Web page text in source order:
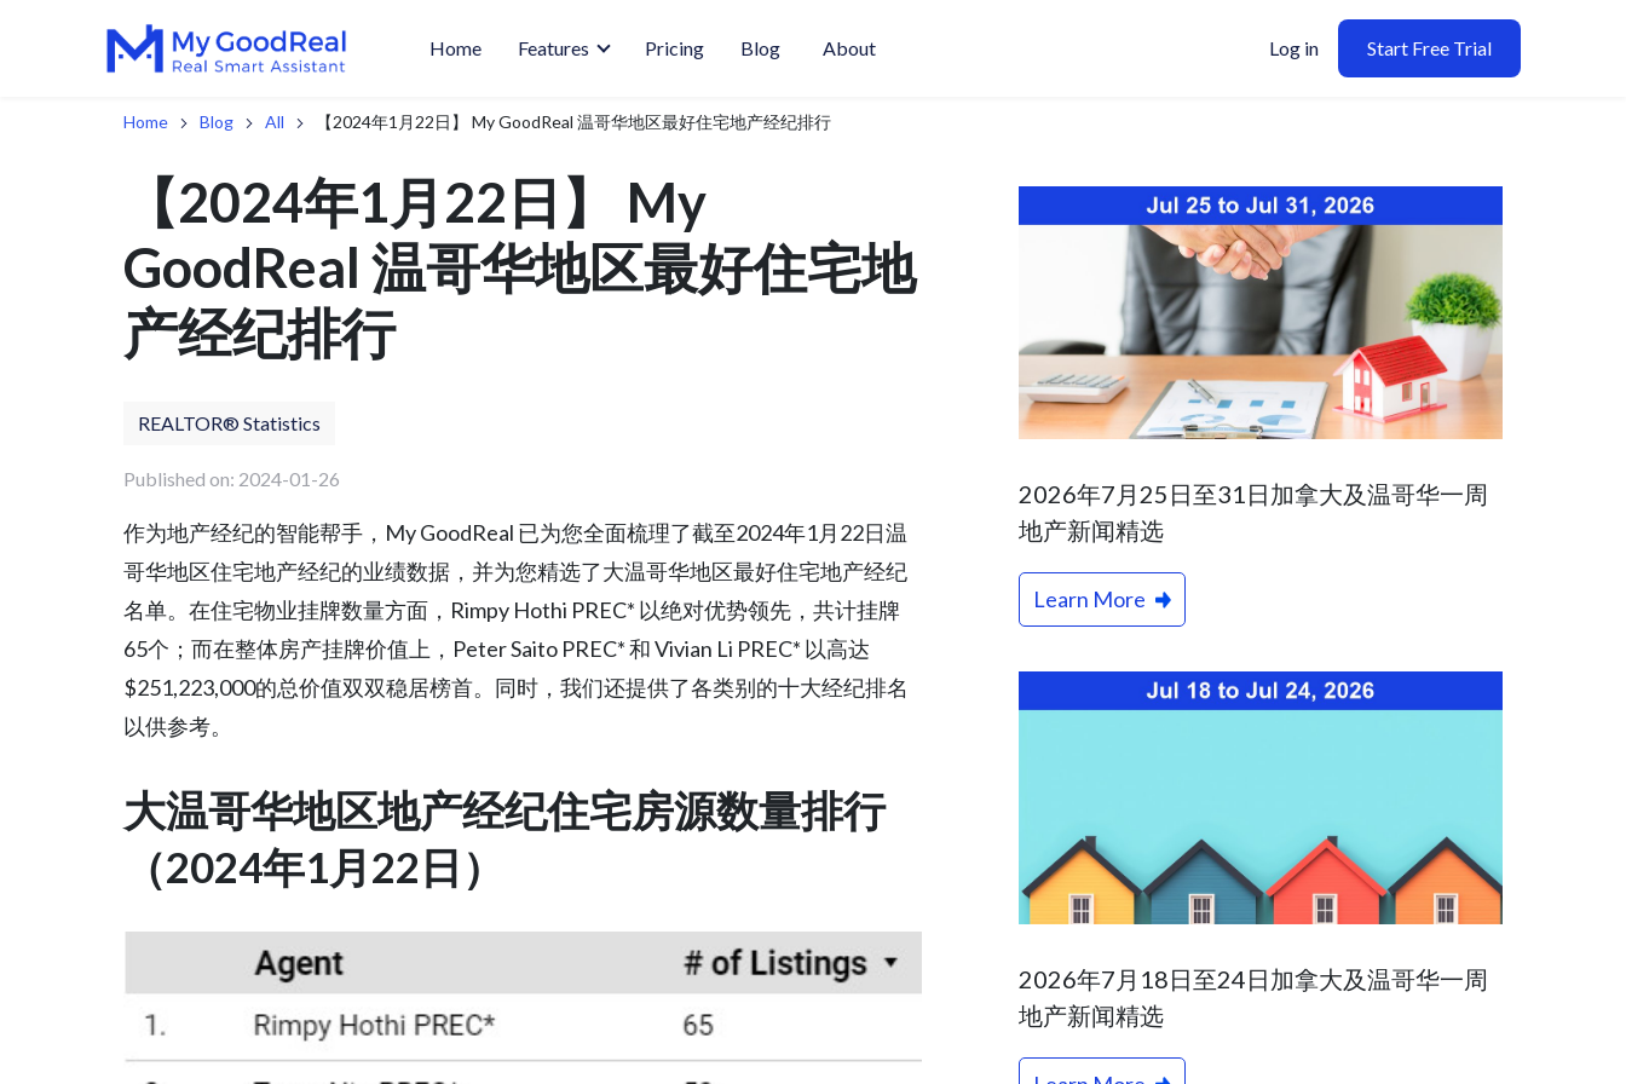
Home Features Pricing Blog About Log in Start Free Trial
Home Blog All 【2024年1月22日】 My GoodReal 温哥华地区最好住宅地产经纪排行
【2024年1月22日】 My
GoodReal 温哥华地区最好住宅地
产经纪排行
REALTOR® Statistics
Published on: 2024-01-26
作为地产经纪的智能帮手，My GoodReal 已为您全面梳理了截至2024年1月22日温
哥华地区住宅地产经纪的业绩数据，并为您精选了大温哥华地区最好住宅地产经纪
名单。在住宅物业挂牌数量方面，Rimpy Hothi PREC* 以绝对优势领先，共计挂牌
65个；而在整体房产挂牌价值上，Peter Saito PREC* 和 Vivian Li PREC* 以高达
$251,223,000的总价值双双稳居榜首。同时，我们还提供了各类别的十大经纪排名
以供参考。
大温哥华地区地产经纪住宅房源数量排行
（2024年1月22日）
2026年7月25日至31日加拿大及温哥华一周
地产新闻精选
Learn More
2026年7月18日至24日加拿大及温哥华一周
地产新闻精选